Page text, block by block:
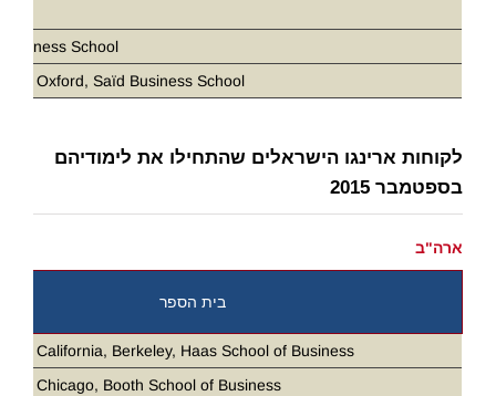
School
of Oxford, Saïd Business School
לקוחות ארינגו הישראלים שהתחילו את לימודיהם
בספטמבר 2015
ארה"ב
בית הספר
of California, Berkeley, Haas School of Business
of Chicago, Booth School of Business